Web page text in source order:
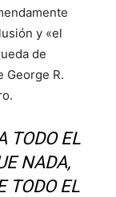
y «el
de
George R.
TODO EL
NADA,
TODO EL